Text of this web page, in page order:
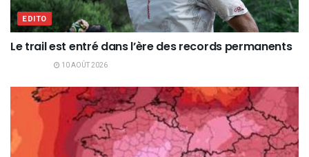
EDITO
Le trail est entré dans l’ère des records permanents
10 AOÛT 2026